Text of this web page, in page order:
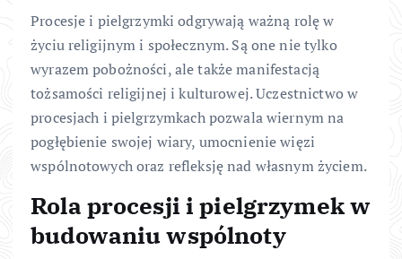
Procesje i pielgrzymki odgrywają ważną rolę w
życiu religijnym i społecznym. Są one nie tylko
wyrazem pobożności, ale także manifestacją
tożsamości religijnej i kulturowej. Uczestnictwo w
procesjach i pielgrzymkach pozwala wiernym na
pogłębienie swojej wiary, umocnienie więzi
wspólnotowych oraz refleksję nad własnym życiem.
Rola procesji i pielgrzymek w
budowaniu wspólnoty